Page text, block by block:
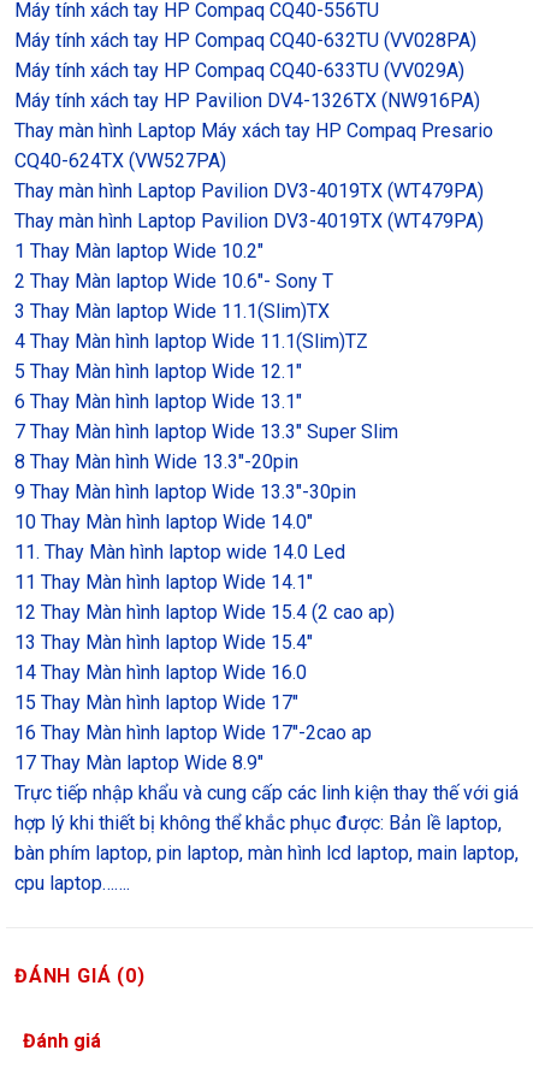
Máy tính xách tay HP Compaq CQ40-556TU
Máy tính xách tay HP Compaq CQ40-632TU (VV028PA)
Máy tính xách tay HP Compaq CQ40-633TU (VV029A)
Máy tính xách tay HP Pavilion DV4-1326TX (NW916PA)
Thay màn hình Laptop Máy xách tay HP Compaq Presario
CQ40-624TX (VW527PA)
Thay màn hình Laptop Pavilion DV3-4019TX (WT479PA)
Thay màn hình Laptop Pavilion DV3-4019TX (WT479PA)
1 Thay Màn laptop Wide 10.2″
2 Thay Màn laptop Wide 10.6″- Sony T
3 Thay Màn laptop Wide 11.1(Slim)TX
4 Thay Màn hình laptop Wide 11.1(Slim)TZ
5 Thay Màn hình laptop Wide 12.1″
6 Thay Màn hình laptop Wide 13.1″
7 Thay Màn hình laptop Wide 13.3″ Super Slim
8 Thay Màn hình Wide 13.3″-20pin
9 Thay Màn hình laptop Wide 13.3″-30pin
10 Thay Màn hình laptop Wide 14.0″
11. Thay Màn hình laptop wide 14.0 Led
11 Thay Màn hình laptop Wide 14.1″
12 Thay Màn hình laptop Wide 15.4 (2 cao ap)
13 Thay Màn hình laptop Wide 15.4″
14 Thay Màn hình laptop Wide 16.0
15 Thay Màn hình laptop Wide 17″
16 Thay Màn hình laptop Wide 17″-2cao ap
17 Thay Màn laptop Wide 8.9″
Trực tiếp nhập khẩu và cung cấp các linh kiện thay thế với giá
hợp lý khi thiết bị không thể khắc phục được: Bản lề laptop,
bàn phím laptop, pin laptop, màn hình lcd laptop, main laptop,
cpu laptop…….
ĐÁNH GIÁ (0)
Đánh giá